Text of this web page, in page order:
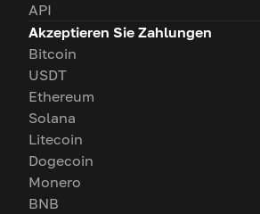
API
Akzeptieren Sie Zahlungen
Bitcoin
USDT
Ethereum
Solana
Litecoin
Dogecoin
Monero
BNB